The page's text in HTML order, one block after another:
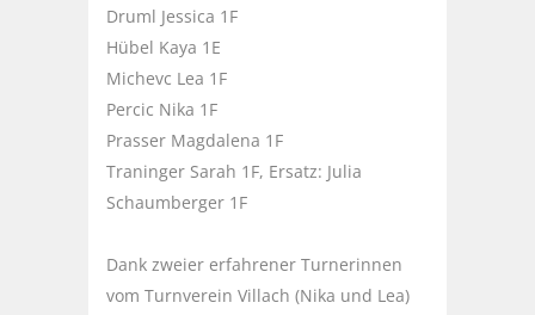
Druml Jessica 1F
Hübel Kaya 1E
Michevc Lea 1F
Percic Nika 1F
Prasser Magdalena 1F
Traninger Sarah 1F, Ersatz: Julia
Schaumberger 1F
Dank zweier erfahrener Turnerinnen
vom Turnverein Villach (Nika und Lea)